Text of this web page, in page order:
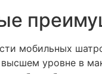
мобильных
высшем уровне в